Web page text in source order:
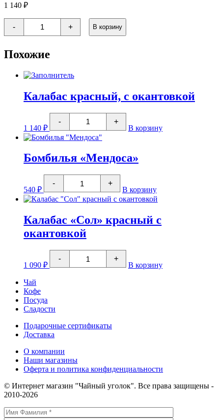
1 140 ₽
-
Количество
товара
Калабас
с
окантовкой
+ В корзину
Похожие
Калабас красный, с окантовкой
1 140 ₽
-
Количество
товара
Калабас
красный,
окантовкой
+
В корзину
Бомбилья «Мендоса»
540 ₽
-
Количество
товара
Бомбилья
"Мендоса"
+
В корзину
Калабас «Сол» красный с
окантовкой
1 090 ₽
-
Количество
товара
Калабас
+
В корзину
Чай
Кофе
Посуда
Сладости
Подарочные сертификаты
Доставка
О компании
Наши магазины
Оферта и политика конфиденциальности
© Интернет магазин "Чайный уголок". Все права защищены -
2010-2026